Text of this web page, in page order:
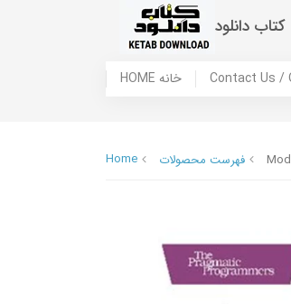
کتاب دانلود
HOME خانه
Home فهرست محصولات